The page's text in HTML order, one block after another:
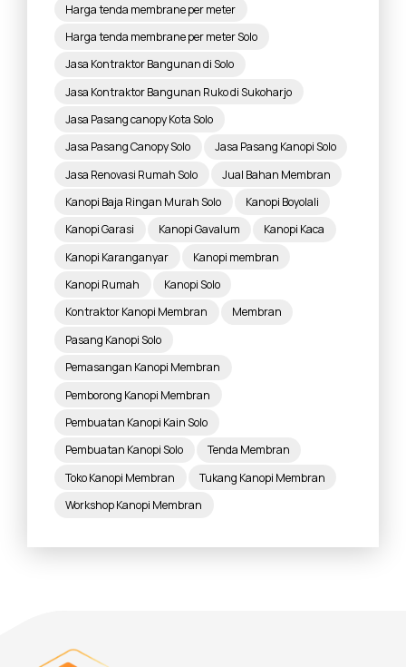
Harga tenda membrane per meter
Harga tenda membrane per meter Solo
Jasa Kontraktor Bangunan di Solo
Jasa Kontraktor Bangunan Ruko di Sukoharjo
Jasa Pasang canopy Kota Solo
Jasa Pasang Canopy Solo
Jasa Pasang Kanopi Solo
Jasa Renovasi Rumah Solo
Jual Bahan Membran
Kanopi Baja Ringan Murah Solo
Kanopi Boyolali
Kanopi Garasi
Kanopi Gavalum
Kanopi Kaca
Kanopi Karanganyar
Kanopi membran
Kanopi Rumah
Kanopi Solo
Kontraktor Kanopi Membran
Membran
Pasang Kanopi Solo
Pemasangan Kanopi Membran
Pemborong Kanopi Membran
Pembuatan Kanopi Kain Solo
Pembuatan Kanopi Solo
Tenda Membran
Toko Kanopi Membran
Tukang Kanopi Membran
Workshop Kanopi Membran